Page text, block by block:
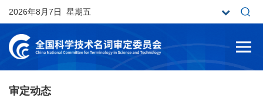
2026年8月7日 星期五
审定动态